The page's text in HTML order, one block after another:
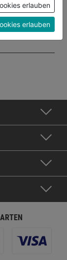
Cookies
erlauben
erlauben